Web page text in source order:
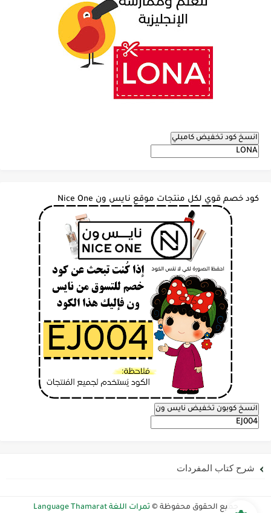
انسخ كود تخفيض كامبلي
كود خصم قوي لكل منتجات موقع نايس ون Nice One
انسخ كوبون تخفيض نايس ون
شرح كتاب المفردات
جميع الحقوق محفوظة © ثمرات اللغة Language Thamarat